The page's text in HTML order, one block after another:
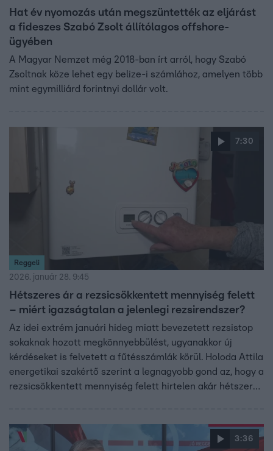
Hat év nyomozás után megszüntették az eljárást
a fideszes Szabó Zsolt állítólagos offshore-
ügyében
A Magyar Nemzet még 2018-ban írt arról, hogy Szabó
Zsoltnak köze lehet egy belize-i számlához, amelyen több
mint egymilliárd forintnyi dollár volt.
7:30
Reggeli
2026. január 28. 9:45
Hétszeres ár a rezsicsökkentett mennyiség felett
– miért igazságtalan a jelenlegi rezsirendszer?
Az idei extrém januári hideg miatt bevezetett rezsistop
sokaknak hozott megkönnyebbülést, ugyanakkor új
kérdéseket is felvetett a fűtésszámlák körül. Holoda Attila
energetikai szakértő szerint a legnagyobb gond az, hogy a
rezsicsökkentett mennyiség felett hirtelen akár hétszeres
nem is valódi piaci ár, hiába tüntetik fel így a számlákon. A
szakértő szerint humánusabb megoldás lenne több
3:36